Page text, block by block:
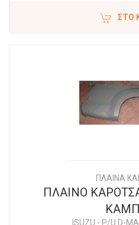
ΣΤΟ
ΠΛΑΙΝΑ
ΠΛΑΙΝΟ
ISUZU - P/U D-